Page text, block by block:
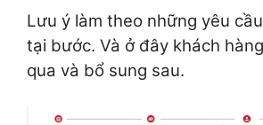
Lưu ý làm theo những yêu
tại bước. Và ở đây khách
qua và bổ sung sau.